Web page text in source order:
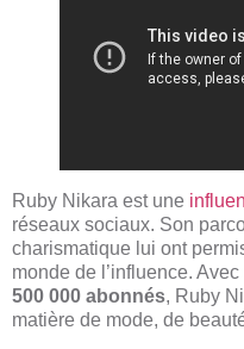
Ruby Nikara est une
réseaux sociaux. Son
charismatique lui ont
monde de l’influence.
500 000 abonnés, Ruby
matière de mode, de